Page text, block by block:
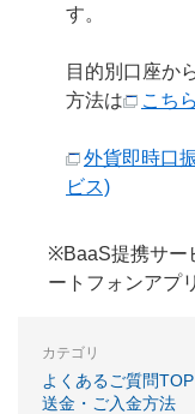
す。
目的別口座か
方法は
こちら
外貨即時口
ビス)
※BaaS提携サー
ートフォンアプ
カテゴリ
よくあるご質問TOP
送金・ご入金方法